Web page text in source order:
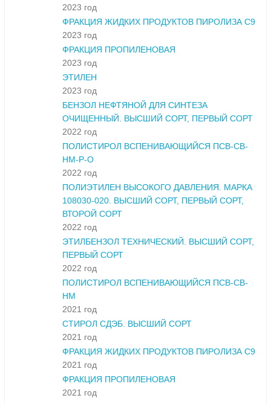
2023 год
ФРАКЦИЯ ЖИДКИХ ПРОДУКТОВ ПИРОЛИЗА С9
2023 год
ФРАКЦИЯ ПРОПИЛЕНОВАЯ
2023 год
ЭТИЛЕН
2023 год
БЕНЗОЛ НЕФТЯНОЙ ДЛЯ СИНТЕЗА
ОЧИЩЕННЫЙ. ВЫСШИЙ СОРТ, ПЕРВЫЙ СОРТ
2022 год
ПОЛИСТИРОЛ ВСПЕНИВАЮЩИЙСЯ ПСВ-СВ-
НМ-Р-О
2022 год
ПОЛИЭТИЛЕН ВЫСОКОГО ДАВЛЕНИЯ. МАРКА
108030-020. ВЫСШИЙ СОРТ, ПЕРВЫЙ СОРТ,
ВТОРОЙ СОРТ
2022 год
ЭТИЛБЕНЗОЛ ТЕХНИЧЕСКИЙ. ВЫСШИЙ СОРТ,
ПЕРВЫЙ СОРТ
2022 год
ПОЛИСТИРОЛ ВСПЕНИВАЮЩИЙСЯ ПСВ-СВ-
НМ
2021 год
СТИРОЛ СДЭБ. ВЫСШИЙ СОРТ
2021 год
ФРАКЦИЯ ЖИДКИХ ПРОДУКТОВ ПИРОЛИЗА С9
2021 год
ФРАКЦИЯ ПРОПИЛЕНОВАЯ
2021 год